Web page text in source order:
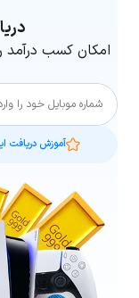
امکان کسب درآمد
شماره موبایل
آموزش دریافت